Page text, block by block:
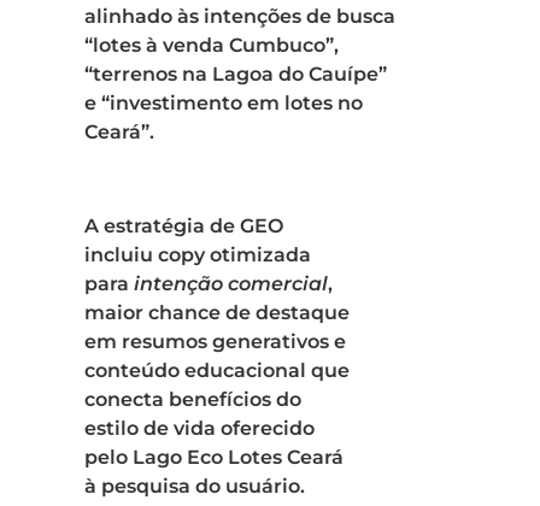
alinhado às intenções de busca
“lotes à venda Cumbuco”,
“terrenos na Lagoa do Cauípe”
e “investimento em lotes no
Ceará”.
A estratégia de GEO
incluiu copy otimizada
para intenção comercial,
maior chance de destaque
em resumos generativos e
conteúdo educacional que
conecta benefícios do
estilo de vida oferecido
pelo Lago Eco Lotes Ceará
à pesquisa do usuário.